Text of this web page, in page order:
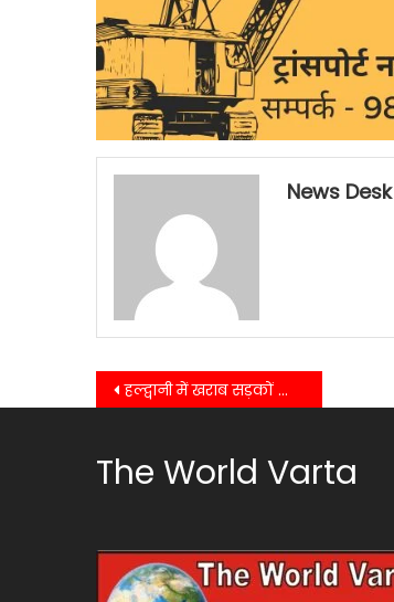
News Desk
Post
हल्द्वानी में खराब सड़कों और अघोषित बिजली कटौती को लेकर कांग्रेस ने मुख्यमंत्री को भेजा ज्ञापन……..
The World Varta